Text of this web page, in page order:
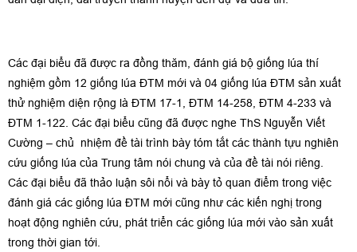
Các đại biểu đã được ra đồng thăm, đánh giá bộ giống lúa thí
nghiệm gồm 12 giống lúa ĐTM mới và 04 giống lúa ĐTM sản xuất
thử nghiệm diện rộng là ĐTM 17-1, ĐTM 14-258, ĐTM 4-233 và
ĐTM 1-122. Các đại biểu cũng đã được nghe ThS Nguyễn Viết
Cường – chủ nhiệm đề tài trình bày tóm tắt các thành tựu nghiên
cứu giống lúa của Trung tâm nói chung và của đề tài nói riêng.
Các đại biểu đã thảo luận sôi nổi và bày tỏ quan điểm trong việc
đánh giá các giống lúa ĐTM mới cũng như các kiến nghị trong
hoạt động nghiên cứu, phát triển các giống lúa mới vào sản xuất
trong thời gian tới.